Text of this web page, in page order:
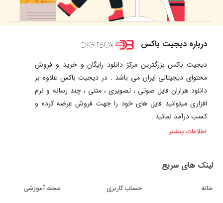
درباره دیجیت باکس
دیجیت باکس بزرگترین مرکز دانلود رایگان و خرید و فروش
محتوای دیجیتالی ایران می باشد . در دیجیت باکس علاوه بر
دانلود هزاران فایل صوتی ، تصویری ، متنی ، چند رسانه و نرم
افزاری میتوانید فایل های خود را جهت فروش عرضه کرده و
کسب درآمد نمائید .
اطلاعات بیشتر
لینک های سریع
خانه حساب کاربری مجله آموزشی